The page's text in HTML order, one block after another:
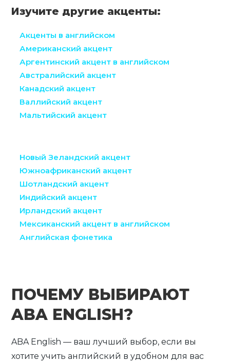
Изучите другие акценты:
Акценты в английском
Американский акцент
Аргентинский акцент в английском
Австралийский акцент
Канадский акцент
Валлийский акцент
Мальтийский акцент
Новый Зеландский акцент
Южноафриканский акцент
Шотландский акцент
Индийский акцент
Ирландский акцент
Мексиканский акцент в английском
Английская фонетика
ПОЧЕМУ ВЫБИРАЮТ
ABA ENGLISH?
ABA English — ваш лучший выбор, если вы
хотите учить английский в удобном для вас